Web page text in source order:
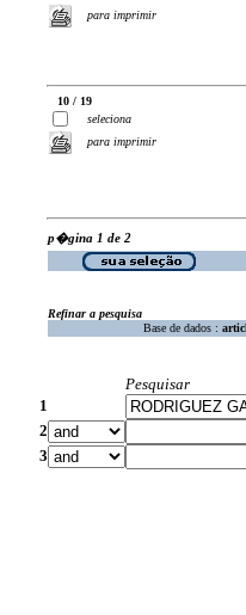
para imprimir
10 / 19
seleciona
para imprimir
p�gina 1 de 2
Refinar a pesquisa
Base de dados :
Pesquisar
1
2
3